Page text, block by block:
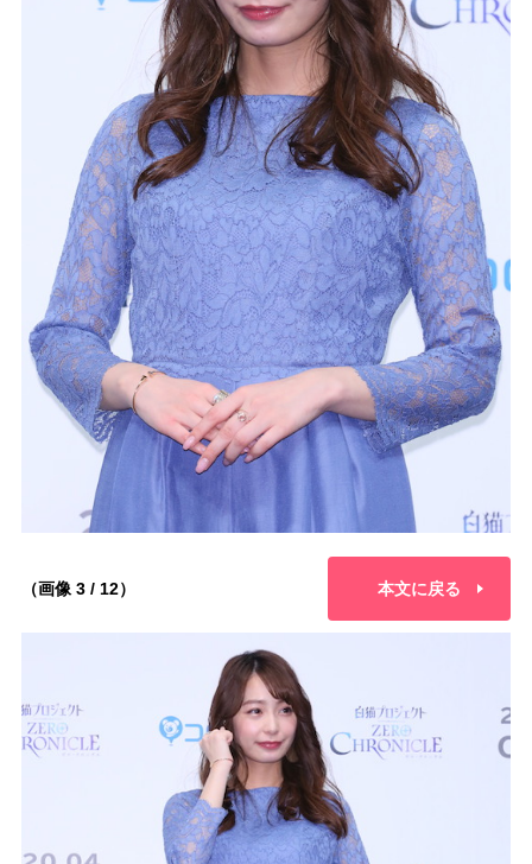
（画像 3 / 12） 本文に戻る